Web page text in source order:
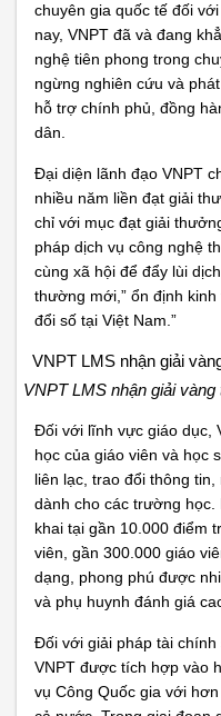
chuyên gia quốc tế đối
nay, VNPT đã và đang
nghệ tiên phong trong
ngừng nghiên cứu và
hỗ trợ chính phủ, đồng
dân.
Đại diện lãnh đạo VNPT
nhiều năm liền đạt giải
chỉ với mục đạt giải
pháp dịch vụ công nghệ
cùng xã hội để đẩy lùi
thường mới,” ổn định
đổi số tại Việt Nam.”
VNPT LMS nhận giải
Đối với lĩnh vực giáo dục,
học của giáo viên và học
liên lạc, trao đổi thông
dành cho các trường học.
khai tại gần 10.000 điểm
viên, gần 300.000 giáo
dạng, phong phú được
và phụ huynh đánh giá
Đối với giải pháp tài
VNPT được tích hợp vào
vụ Công Quốc gia với